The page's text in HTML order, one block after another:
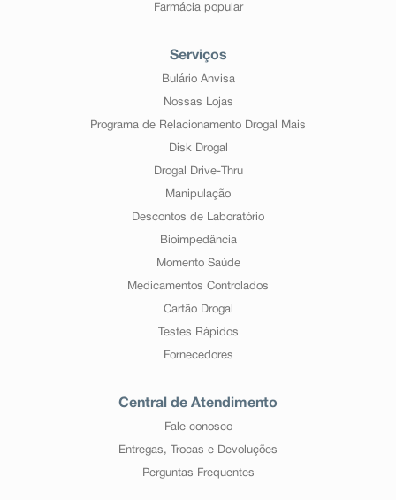
Farmácia popular
Serviços
Bulário Anvisa
Nossas Lojas
Programa de Relacionamento Drogal Mais
Disk Drogal
Drogal Drive-Thru
Manipulação
Descontos de Laboratório
Bioimpedância
Momento Saúde
Medicamentos Controlados
Cartão Drogal
Testes Rápidos
Fornecedores
Central de Atendimento
Fale conosco
Entregas, Trocas e Devoluções
Perguntas Frequentes